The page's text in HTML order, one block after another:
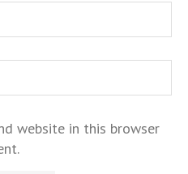
website in this browser